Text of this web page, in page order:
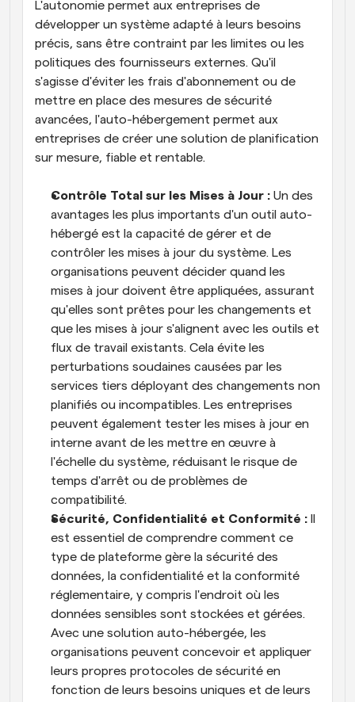
L'autonomie permet aux entreprises de
développer un système adapté à leurs besoins
précis, sans être contraint par les limites ou les
politiques des fournisseurs externes. Qu'il
s'agisse d'éviter les frais d'abonnement ou de
mettre en place des mesures de sécurité
avancées, l'auto-hébergement permet aux
entreprises de créer une solution de planification
sur mesure, fiable et rentable.
Contrôle Total sur les Mises à Jour : Un des
avantages les plus importants d'un outil auto-
hébergé est la capacité de gérer et de
contrôler les mises à jour du système. Les
organisations peuvent décider quand les
mises à jour doivent être appliquées, assurant
qu'elles sont prêtes pour les changements et
que les mises à jour s'alignent avec les outils et
flux de travail existants. Cela évite les
perturbations soudaines causées par les
services tiers déployant des changements non
planifiés ou incompatibles. Les entreprises
peuvent également tester les mises à jour en
interne avant de les mettre en œuvre à
l'échelle du système, réduisant le risque de
temps d'arrêt ou de problèmes de
compatibilité.
Sécurité, Confidentialité et Conformité :
est essentiel de comprendre comment ce
type de plateforme gère la sécurité des
données, la confidentialité et la conformité
réglementaire, y compris l'endroit où les
données sensibles sont stockées et gérées.
Avec une solution auto-hébergée, les
organisations peuvent concevoir et appliquer
leurs propres protocoles de sécurité en
fonction de leurs besoins uniques et de leurs